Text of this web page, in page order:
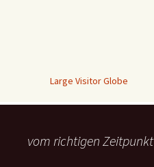
Large Visitor Globe
vom richtigen Zeitpunkt